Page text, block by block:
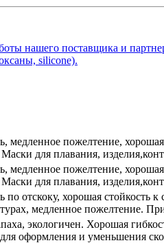
нашего поставщика и
silicone).
медленное пожелтение,
для плавания,
медленное пожелтение,
для плавания,
по отскоку, хорошая
медленное пожелтение.
экологичен. Хорошая
оформления и уменьшения